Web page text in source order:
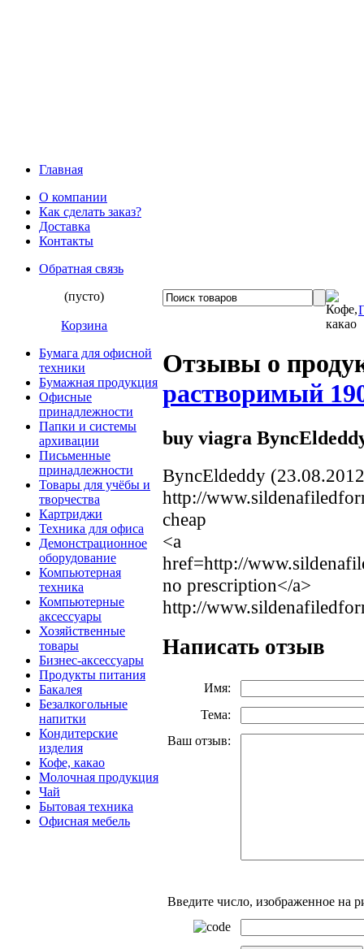
Главная
О компании
Как сделать заказ?
Доставка
Контакты
Обратная связь
(пусто)
Корзина
Бумага для офисной
техники
Бумажная продукция
Офисные
принадлежности
Папки и системы
архивации
Письменные
принадлежности
Товары для учёбы и
творчества
Картриджи
Техника для офиса
Демонстрационное
оборудование
Компьютерная
техника
Компьютерные
аксессуары
Хозяйственные
товары
Бизнес-аксессуары
Продукты питания
Бакалея
Безалкогольные
напитки
Кондитерские
изделия
Кофе, какао
Молочная продукция
Чай
Бытовая техника
Офисная мебель
Отзывы о
растворимый
buy viagra
ByncEldeddy
http://
cheap
<a
href=http://
no prescription</a>
http://
Написать отзыв
Имя:
Тема:
Ваш отзыв:
Введите число, изображенное на